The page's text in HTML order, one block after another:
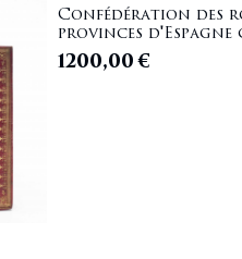
Confédération des
provinces
1200,00€